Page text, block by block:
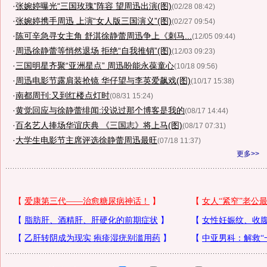
·张婉婷曝光“三国玫瑰”阵容 望周迅出演(图)(02/28 08:42)
·张婉婷携手周迅 上演“女人版三国演义”(图)(02/27 09:54)
· 陈可辛急寻女主角 舒淇徐静蕾周迅争上《刺马... (12/05 09:44)
· 周迅徐静蕾等悄然退场 拒绝“自我推销”(图)(12/03 09:23)
·三国明星齐聚“亚洲星点” 周迅盼能永葆童心(10/18 09:56)
· 周迅电影节露肩装抢镜 华仔望与李英爱飙戏(图)(10/17 15:38)
·南都周刊:又到红楼点灯时(08/31 15:24)
·黄觉回应与徐静蕾绯闻:没说过那个博客是我的(08/17 14:44)
·百名艺人捧场华谊庆典 《三国志》将上马(图)(08/17 07:31)
·大学生电影节主席评选徐静蕾周迅最旺(07/18 11:37)
更多>>